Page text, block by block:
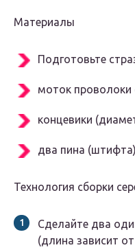
Материалы
Подготовьте
моток
концевики
два пина
Технология сборки
Сделайте два
(длина зависит